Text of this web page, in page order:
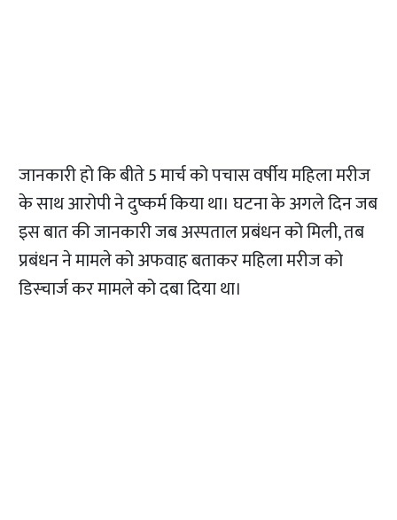
जानकारी हो कि बीते 5 मार्च को पचास वर्षीय महिला मरीज
के साथ आरोपी ने दुष्कर्म किया था। घटना के अगले दिन जब
इस बात की जानकारी जब अस्पताल प्रबंधन को मिली, तब
प्रबंधन ने मामले को अफवाह बताकर महिला मरीज को
डिस्चार्ज कर मामले को दबा दिया था।